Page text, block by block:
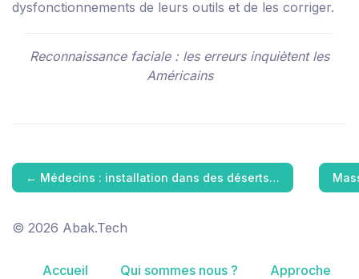
dysfonctionnements de leurs outils et de les corriger.
Reconnaissance faciale : les erreurs inquiètent les
Américains
← Médecins : installation dans des déserts…
© 2026 Abak.Tech
Accueil Qui sommes nous ? Approche